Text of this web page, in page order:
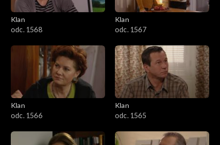
Klan
odc. 1568
Klan
odc. 1567
Klan
odc. 1566
Klan
odc. 1565